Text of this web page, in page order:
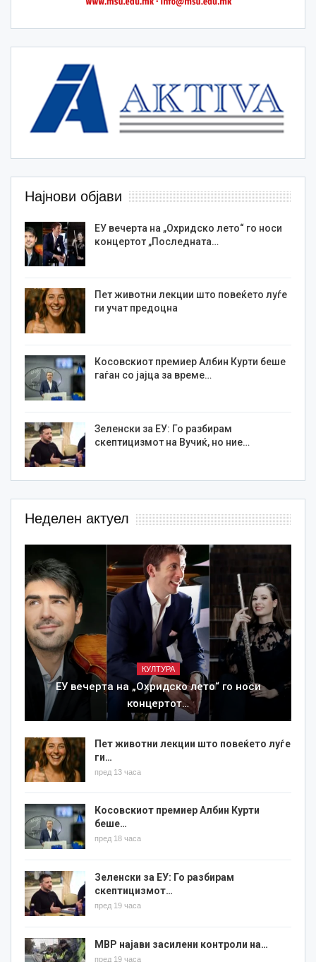
Најнови објави
ЕУ вечерта на „Охридско лето“ го носи
концертот „Последната…
Пет животни лекции што повеќето луѓе
ги учат предоцна
Косовскиот премиер Албин Курти беше
гаѓан со јајца за време…
Зеленски за ЕУ: Го разбирам
скептицизмот на Вучиќ, но ние…
Неделен актуел
КУЛТУРА
ЕУ вечерта на „Охридско лето“ го носи
концертот…
Пет животни лекции што повеќето луѓе
ги…
пред 13 часа
Косовскиот премиер Албин Курти
беше…
пред 18 часа
Зеленски за ЕУ: Го разбирам
скептицизмот…
пред 19 часа
МВР најави засилени контроли на…
пред 19 часа